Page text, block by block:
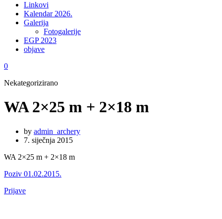
Linkovi
Kalendar 2026.
Galerija
Fotogalerije
EGP 2023
objave
0
Nekategorizirano
WA 2×25 m + 2×18 m
by admin_archery
7. siječnja 2015
WA 2×25 m + 2×18 m
Poziv 01.02.2015.
Prijave